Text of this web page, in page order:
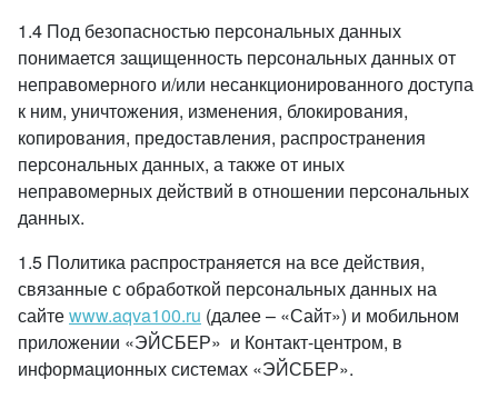
1.4 Под безопасностью персональных данных
понимается защищенность персональных данных от
неправомерного и/или несанкционированного доступа
к ним, уничтожения, изменения, блокирования,
копирования, предоставления, распространения
персональных данных, а также от иных
неправомерных действий в отношении персональных
данных.
1.5 Политика распространяется на все действия,
связанные с обработкой персональных данных на
сайтеwww.aqva100.ru (далее – «Сайт») и мобильном
приложении «ЭЙСБЕР» и Контакт-центром, в
информационных системах «ЭЙСБЕР».